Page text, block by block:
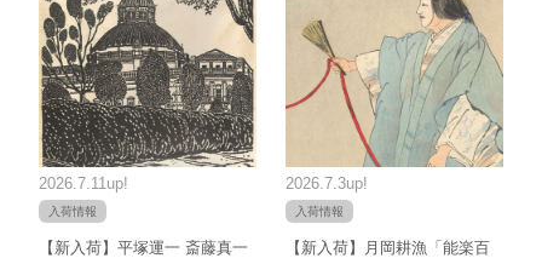
2026.7.11up!
入荷情報
【新入荷】平塚運一 斎藤真一
2026.7.3up!
入荷情報
【新入荷】月岡耕漁「能楽百